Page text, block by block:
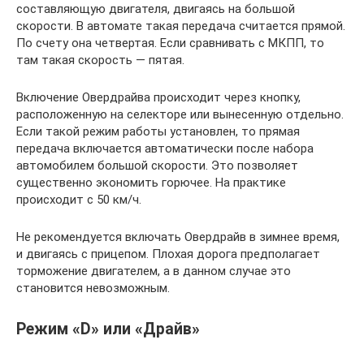
составляющую двигателя, двигаясь на большой
скорости. В автомате такая передача считается прямой.
По счету она четвертая. Если сравнивать с МКПП, то
там такая скорость — пятая.
Включение Овердрайва происходит через кнопку,
расположенную на селекторе или вынесенную отдельно.
Если такой режим работы установлен, то прямая
передача включается автоматически после набора
автомобилем большой скорости. Это позволяет
существенно экономить горючее. На практике
происходит с 50 км/ч.
Не рекомендуется включать Овердрайв в зимнее время,
и двигаясь с прицепом. Плохая дорога предполагает
торможение двигателем, а в данном случае это
становится невозможным.
Режим «D» или «Драйв»